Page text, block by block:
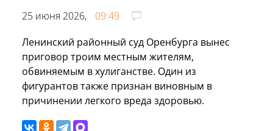
25 июня 2026,
09:49
Ленинский районный суд Оренбурга вынес
приговор троим местным жителям,
обвиняемым в хулиганстве. Один из
фигурантов также признан виновным в
причинении легкого вреда здоровью.